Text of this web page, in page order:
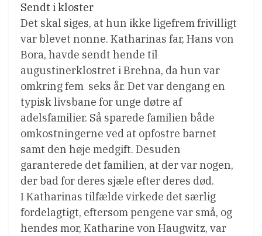
Sendt i kloster
Det skal siges, at hun ikke ligefrem frivilligt
var blevet nonne. Katharinas far, Hans von
Bora, havde sendt hende til
augustinerklostret i Brehna, da hun var
omkring fem  seks år. Det var dengang en
typisk livsbane for unge døtre af
adelsfamilier. Så sparede familien både
omkostningerne ved at opfostre barnet
samt den høje medgift. Desuden
garanterede det familien, at der var nogen,
der bad for deres sjæle efter deres død.
I Katharinas tilfælde virkede det særlig
fordelagtigt, eftersom pengene var små, og
hendes mor, Katharine von Haugwitz, var